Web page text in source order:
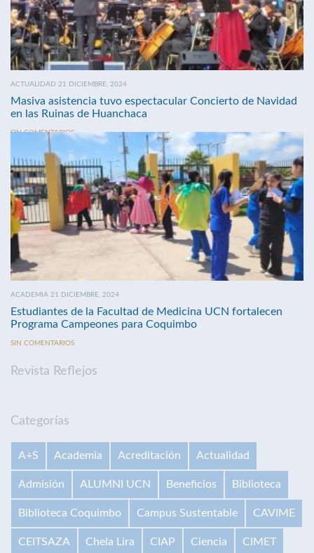
ACTUALIDAD 21 DICIEMBRE, 2024
Masiva asistencia tuvo espectacular Concierto de Navidad
en las Ruinas de Huanchaca
SIN COMENTARIOS
ACADEMIA 21 DICIEMBRE, 2024
Estudiantes de la Facultad de Medicina UCN fortalecen
Programa Campeones para Coquimbo
SIN COMENTARIOS
Revista Reflejos
Categorías
A+S Academia Acreditación Actualidad
Admisión ALUMNI UCN Beneficios Biblioteca
Biblioteca Coquimbo Campus Sustentable CAVIME
CEITSAZA Chela Lira CIAP Ciencia CIMET